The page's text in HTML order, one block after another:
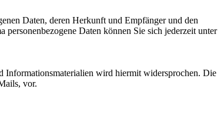
Daten, deren Herkunft und Empfänger und den
Daten können Sie sich jederzeit unter
Informationsmaterialien wird hiermit widersprochen. Die
vor.